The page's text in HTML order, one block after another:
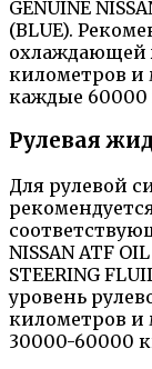
GENUINE
(BLUE).
охлаждающей
километров и
каждые 60000
Рулевая
Для рулевой
NISSAN ATF
STEERING
уровень
километров и
30000-60000